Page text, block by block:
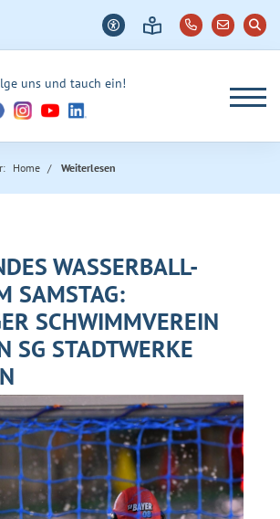
uns und tauch ein!
Home Weiterlesen
WASSERBALL-
SAMSTAG:
SCHWIMMVEREIN
SG STADTWERKE